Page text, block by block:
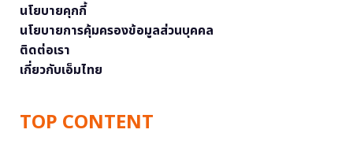
นโยบายคุกกี้
นโยบายการคุ้มครองข้อมูลส่วนบุคคล
ติดต่อเรา
เกี่ยวกับเอ็มไทย
TOP CONTENT